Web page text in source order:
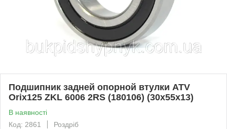
Подшипник задней опорной втулки ATV
Orix125 ZKL 6006 2RS (180106) (30x55x13)
В наявності
Код: 2861
Роздріб